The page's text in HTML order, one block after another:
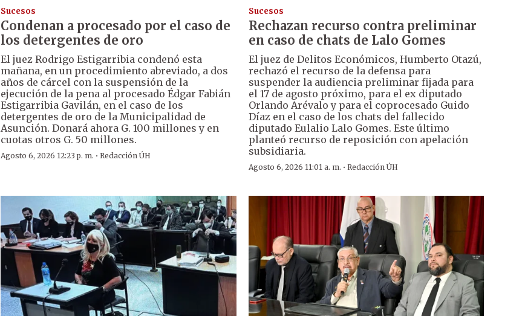
Sucesos
Condenan a procesado por el caso de
los detergentes de oro
El juez Rodrigo Estigarribia condenó esta
mañana, en un procedimiento abreviado, a dos
años de cárcel con la suspensión de la
ejecución de la pena al procesado Édgar Fabián
Estigarribia Gavilán, en el caso de los
detergentes de oro de la Municipalidad de
Asunción. Donará ahora G. 100 millones y en
cuotas otros G. 50 millones.
Agosto 6, 2026 12:23 p. m. ·Redacción ÚH
Sucesos
Rechazan recurso contra preliminar
en caso de chats de Lalo Gomes
El juez de Delitos Económicos, Humberto Otazú,
rechazó el recurso de la defensa para
suspender la audiencia preliminar fijada para
el 17 de agosto próximo, para el ex diputado
Orlando Arévalo y para el coprocesado Guido
Díaz en el caso de los chats del fallecido
diputado Eulalio Lalo Gomes. Este último
planteó recurso de reposición con apelación
subsidiaria.
Agosto 6, 2026 11:01 a. m. · Redacción ÚH